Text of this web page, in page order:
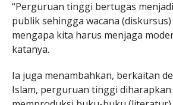
“Perguruan tinggi bertugas
publik sehingga wacana
mengapa kita harus menjaga
katanya.
Ia juga menambahkan, berkaitan
Islam, perguruan tinggi